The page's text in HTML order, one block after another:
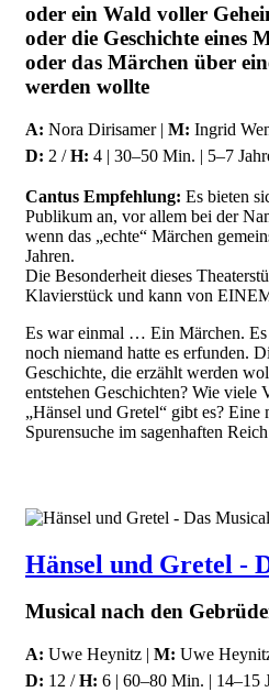
oder ein Wald voller
oder die Geschichte eines
oder das Märchen über
werden wollte
A: Nora Dirisamer | M: Ingrid
D: 2 /H: 4 | 30–50 Min. | 5–7
Cantus Empfehlung: Es bieten
Publikum an, vor allem bei der
wenn das „echte“ Märchen
Jahren.
Die Besonderheit dieses
Klavierstück und kann von
Es war einmal … Ein Märchen.
noch niemand hatte es erfunden.
Geschichte, die erzählt werden
entstehen Geschichten? Wie viele
„Hänsel und Gretel“ gibt es? Eine
Spurensuche im sagenhaften
Hänsel und Gretel -
Musical nach den
A: Uwe Heynitz | M: Uwe
D: 12 /H: 6 | 60–80 Min. | 14–15